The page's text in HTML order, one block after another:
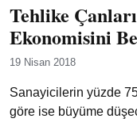
Tehlike
Ekonomisini
19 Nisan 2018
Sanayicilerin yüzde
göre ise büyüme